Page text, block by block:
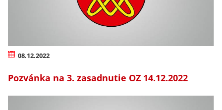
08.12.2022
Pozvánka na 3. zasadnutie OZ 14.12.2022